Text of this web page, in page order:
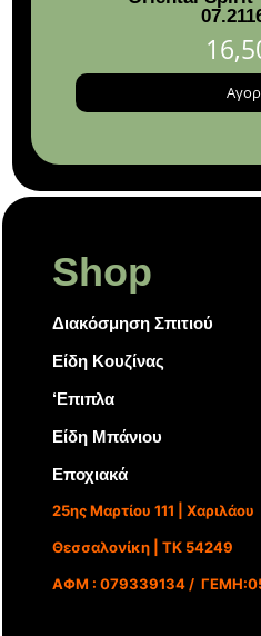
Shop
Διακόσμηση Σπιτιού
Είδη Κουζίνας
‘Επιπλα
Είδη Μπάνιου
Εποχιακά
25ης Μαρτίου 111 | Χαριλάου
Θεσσαλονίκη | ΤΚ 54249
ΑΦΜ : 079339134 /